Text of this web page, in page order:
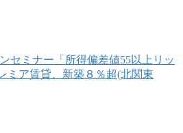
セミナー「所得偏差値55以上リッ
ミア賃貸、新築８％超(北関東